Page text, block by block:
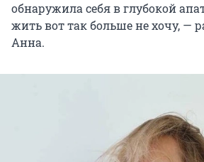
обнаружила себя в глубокой
жить вот так больше не хочу, —
Анна.